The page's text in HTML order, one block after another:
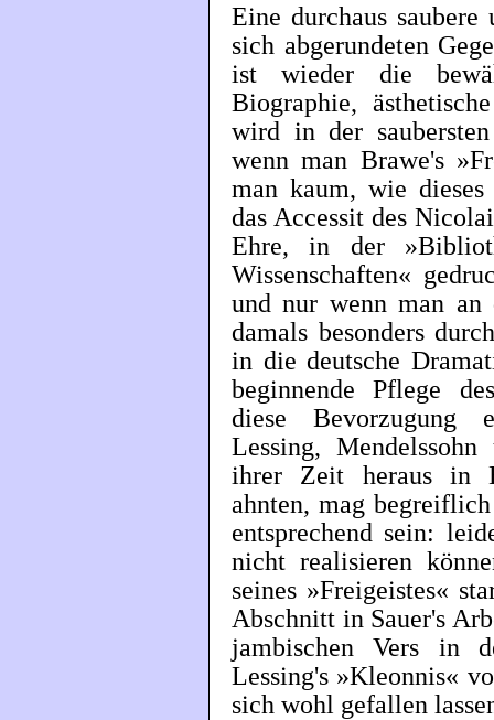
Eine durchaus
sich abgerundeten
ist wieder die
Biographie,
wird in der
wenn man Brawe's
man kaum, wie
das Accessit des
Ehre, in der
Wissenschaften«
und nur wenn man
damals besonders
in die deutsche
beginnende Pflege
diese Bevorzugung
Lessing,
ihrer Zeit heraus in
ahnten, mag
entsprechend sein:
nicht realisieren
seines »Freigeistes«
Abschnitt in Sauer's
jambischen Vers in
Lessing's »Kleonnis«
sich wohl gefallen